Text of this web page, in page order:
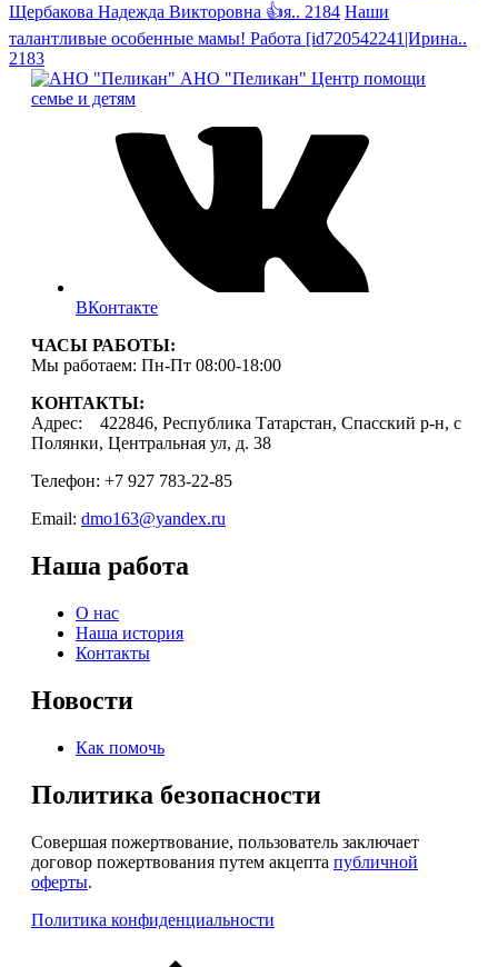
Щербакова Надежда Викторовна 👍я.. 2184 Наши
талантливые особенные мамы! Работа [id720542241|Ирина..
2183
АНО "Пеликан" Центр помощи
семье и детям
ВКонтакте
ЧАСЫ РАБОТЫ:
Мы работаем: Пн-Пт 08:00-18:00
КОНТАКТЫ:
Адрес: 422846, Республика Татарстан, Спасский р-н, с
Полянки, Центральная ул, д. 38
Телефон: +7 927 783-22-85
Email: dmo163@yandex.ru
Наша работа
О нас
Наша история
Контакты
Новости
Как помочь
Политика безопасности
Совершая пожертвование, пользователь заключает
договор пожертвования путем акцепта публичной
оферты.
Политика конфиденциальности